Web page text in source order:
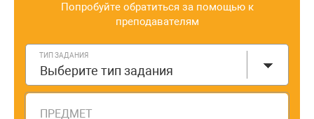
Попробуйте обратиться за помощью к
преподавателям
ТИП ЗАДАНИЯ
Выберите тип задания
ПРЕДМЕТ